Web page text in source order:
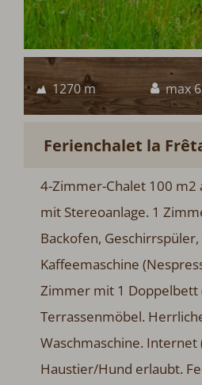
1270 m max 6
Ferienchalet la
4-Zimmer-Chalet 100 m2
Stereoanlage. 1 Zimmer
Geschirrspüler, Toaster,
(Nespresso),
Doppelbett (140 cm,
Herrliche Panoramasicht
(WLAN, gratis). Parkplatz.
Im Winter ist der Weg